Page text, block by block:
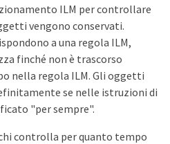
ILM per controllare
vengono conservati.
a una regola ILM,
finché non è trascorso
nella regola ILM. Gli oggetti
se nelle istruzioni di
"per sempre".
controlla per quanto tempo